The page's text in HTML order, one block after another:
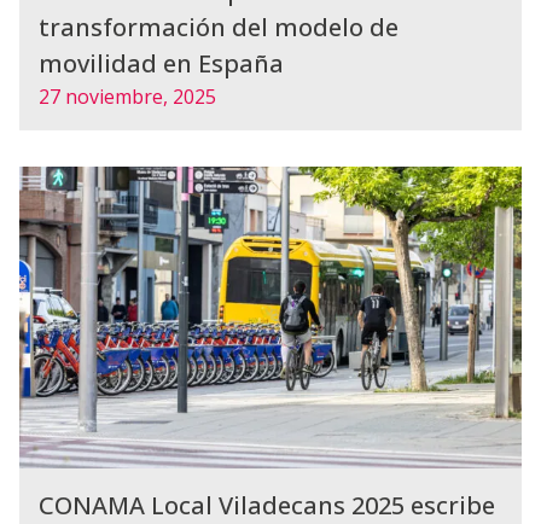
transformación del modelo de
movilidad en España
27 noviembre, 2025
CONAMA Local Viladecans 2025 escribe